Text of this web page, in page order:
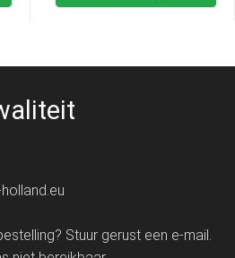
Stuur gerust een e-mail.